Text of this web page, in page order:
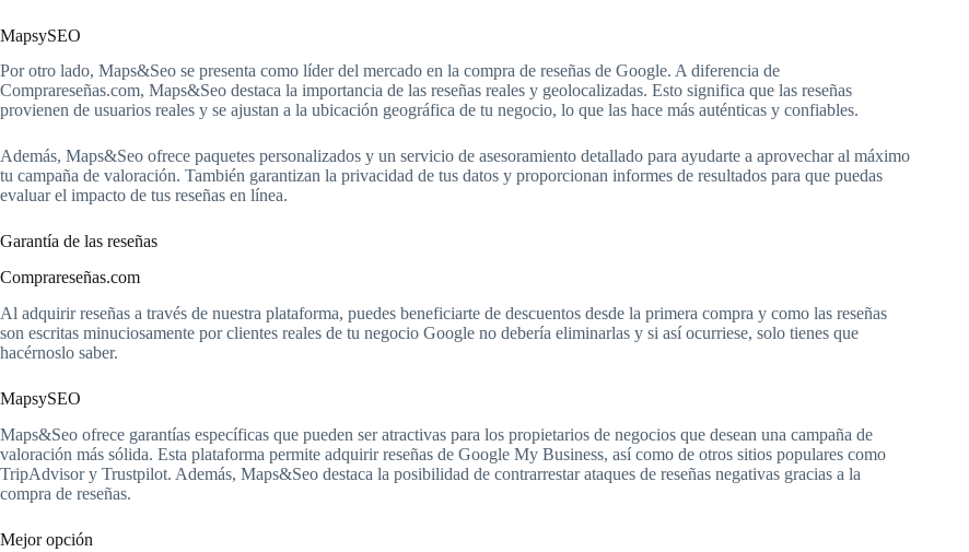
MapsySEO
Por otro lado, Maps&Seo se presenta como líder del mercado en la compra de reseñas de Google. A diferencia de
Comprareseñas.com, Maps&Seo destaca la importancia de las reseñas reales y geolocalizadas. Esto significa que las reseñas
provienen de usuarios reales y se ajustan a la ubicación geográfica de tu negocio, lo que las hace más auténticas y confiables.
Además, Maps&Seo ofrece paquetes personalizados y un servicio de asesoramiento detallado para ayudarte a aprovechar al máximo
tu campaña de valoración. También garantizan la privacidad de tus datos y proporcionan informes de resultados para que puedas
evaluar el impacto de tus reseñas en línea.
Garantía de las reseñas
Comprareseñas.com
Al adquirir reseñas a través de nuestra plataforma, puedes beneficiarte de descuentos desde la primera compra y como las reseñas
son escritas minuciosamente por clientes reales de tu negocio Google no debería eliminarlas y si así ocurriese, solo tienes que
hacérnoslo saber.
MapsySEO
Maps&Seo ofrece garantías específicas que pueden ser atractivas para los propietarios de negocios que desean una campaña de
valoración más sólida. Esta plataforma permite adquirir reseñas de Google My Business, así como de otros sitios populares como
TripAdvisor y Trustpilot. Además, Maps&Seo destaca la posibilidad de contrarrestar ataques de reseñas negativas gracias a la
compra de reseñas.
Mejor opción